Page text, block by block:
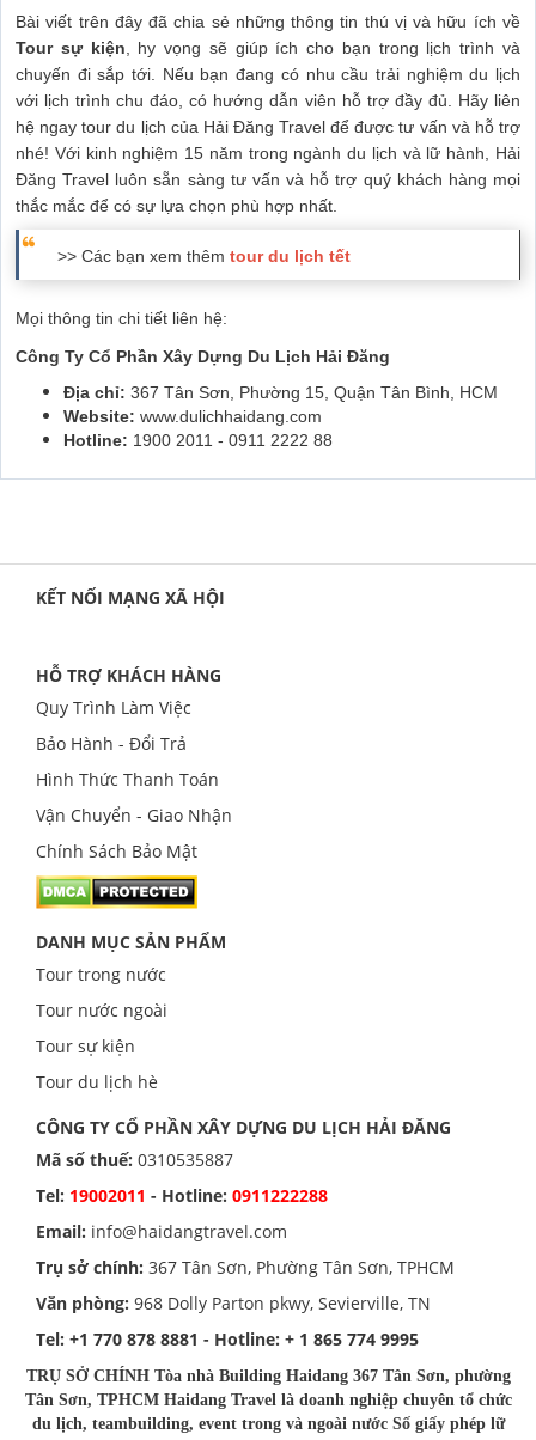
Bài viết trên đây đã chia sẻ những thông tin thú vị và hữu ích về
Tour sự kiện , hy vọng sẽ giúp ích cho bạn trong lịch trình và
chuyến đi sắp tới. Nếu bạn đang có nhu cầu trải nghiệm du lịch
với lịch trình chu đáo, có hướng dẫn viên hỗ trợ đầy đủ. Hãy liên
hệ ngay tour du lịch của Hải Đăng Travel để được tư vấn và hỗ trợ
nhé! Với kinh nghiệm 15 năm trong ngành du lịch và lữ hành, Hải
Đăng Travel luôn sẵn sàng tư vấn và hỗ trợ quý khách hàng mọi
thắc mắc để có sự lựa chọn phù hợp nhất.
>> Các bạn xem thêm tour du lịch tết
Mọi thông tin chi tiết liên hệ:
Công Ty Cổ Phần Xây Dựng Du Lịch Hải Đăng
Địa chỉ: 367 Tân Sơn, Phường 15, Quận Tân Bình, HCM
Website: www.dulichhaidang.com
Hotline: 1900 2011 - 0911 2222 88
KẾT NỐI MẠNG XÃ HỘI
HỖ TRỢ KHÁCH HÀNG
Quy Trình Làm Việc
Bảo Hành - Đổi Trả
Hình Thức Thanh Toán
Vận Chuyển - Giao Nhận
Chính Sách Bảo Mật
DANH MỤC SẢN PHẨM
Tour trong nước
Tour nước ngoài
Tour sự kiện
Tour du lịch hè
CÔNG TY CỔ PHẦN XÂY DỰNG DU LỊCH HẢI ĐĂNG
Mã số thuế: 0310535887
Tel: 19002011 - Hotline: 0911222288
Email: info@haidangtravel.com
Trụ sở chính: 367 Tân Sơn, Phường Tân Sơn, TPHCM
Văn phòng: 968 Dolly Parton pkwy, Sevierville, TN
Tel: +1 770 878 8881 - Hotline: + 1 865 774 9995
TRỤ SỞ CHÍNH Tòa nhà Building Haidang 367 Tân Sơn, phường
Tân Sơn, TPHCM Haidang Travel là doanh nghiệp chuyên tổ chức
du lịch, teambuilding, event trong và ngoài nước Số giấy phép lữ